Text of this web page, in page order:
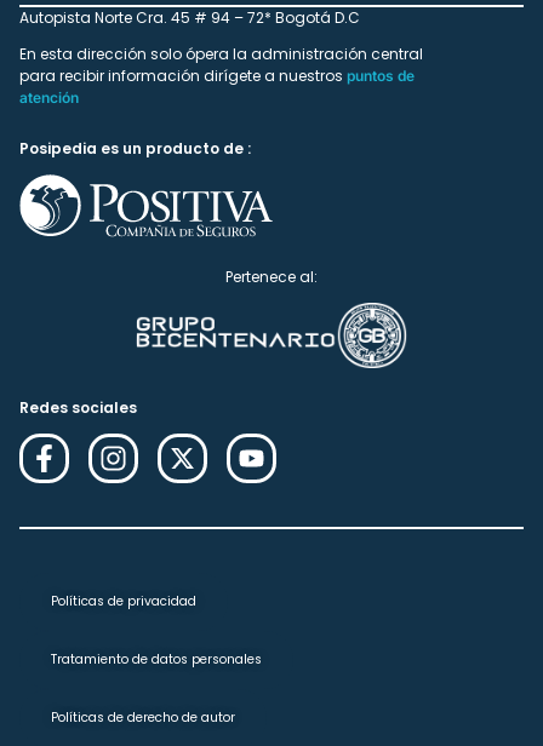
Autopista Norte Cra. 45 # 94 – 72* Bogotá D.C
En esta dirección solo ópera la administración central
para recibir información dirígete a nuestros puntos de
atención
Posipedia es un producto de :
Pertenece al:
Redes sociales
Políticas de privacidad
Tratamiento de datos personales
Políticas de derecho de autor